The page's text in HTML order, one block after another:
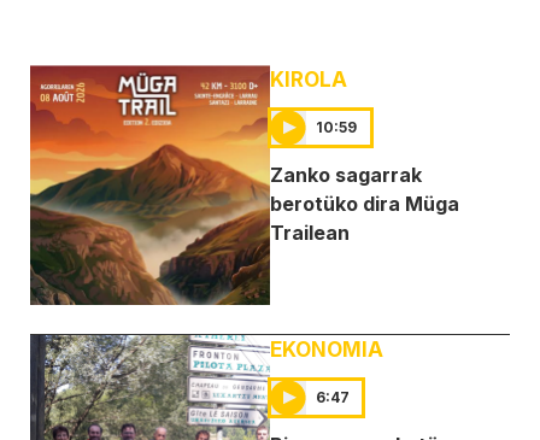
KIROLA
10:59
Zanko sagarrak
berotüko dira Müga
Trailean
EKONOMIA
6:47